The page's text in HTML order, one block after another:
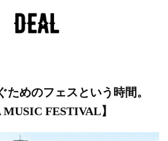
ためのフェスという時間。
MUSIC FESTIVAL】